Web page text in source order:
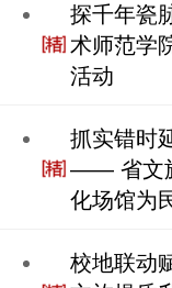
探千年瓷
术师范学
活动
抓实错时
—— 省文
化场馆为
校地联动